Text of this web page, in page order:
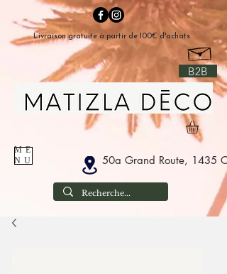
B2B
50a Grand Route, 1435
ME
NU
Livraison gratuite à partir de 100€ d'achats